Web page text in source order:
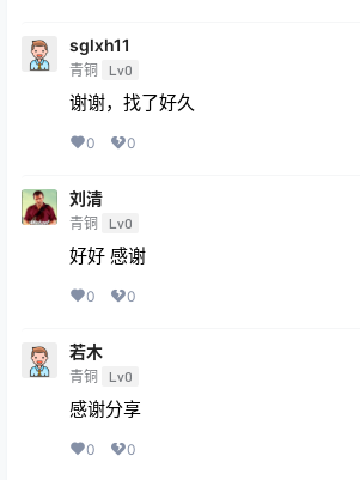
sglxh11
青铜 Lv0
谢谢，找了好久
0 0
刘清
青铜 Lv0
好好 感谢
0 0
若木
青铜 Lv0
感谢分享
0 0